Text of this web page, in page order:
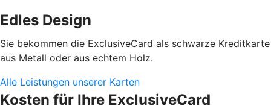
Edles Design
Sie bekommen die ExclusiveCard als schwarze Kreditkarte
aus Metall oder aus echtem Holz.
Alle Leistungen unserer Karten
Kosten für Ihre ExclusiveCard